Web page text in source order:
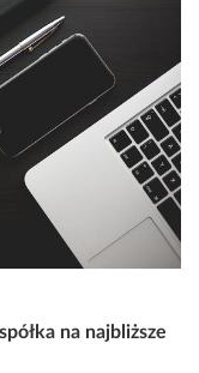
na najbliższe